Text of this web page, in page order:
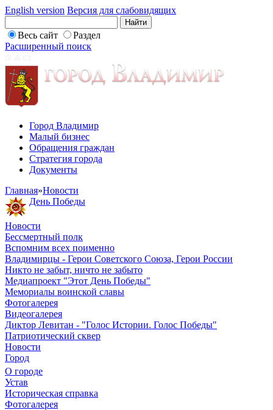
English version Версия для слабовидящих
Весь сайт
Раздел
Расширенный поиск
Город Владимир
Малый бизнес
Обращения граждан
Стратегия города
Документы
Главная»Новости
День Победы
Новости
Бессмертный полк
Вспомним всех поименно
Владимирцы - Герои Советского Союза, Герои России
Никто не забыт, ничто не забыто
Медиапроект "Этот День Победы"
Мемориалы воинской славы
Фотогалерея
Видеогалерея
Диктор Левитан - "Голос Истории. Голос Победы"
Патриотический сквер
Новости
Город
О городе
Устав
Историческая справка
Фотогалерея